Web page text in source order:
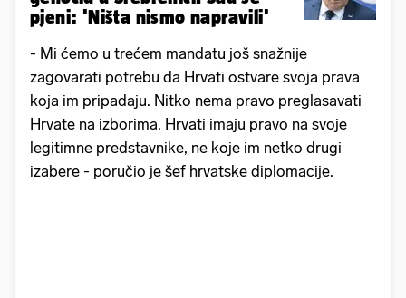
pjeni: 'Ništa nismo napravili'
- Mi ćemo u trećem mandatu još snažnije
zagovarati potrebu da Hrvati ostvare svoja prava
koja im pripadaju. Nitko nema pravo preglasavati
Hrvate na izborima. Hrvati imaju pravo na svoje
legitimne predstavnike, ne koje im netko drugi
izabere - poručio je šef hrvatske diplomacije.